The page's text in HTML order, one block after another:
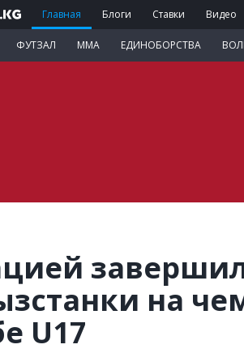
Главная Блоги Ставки Видео
ФУТЗАЛ ММА ЕДИНОБОРСТВА
на
U17